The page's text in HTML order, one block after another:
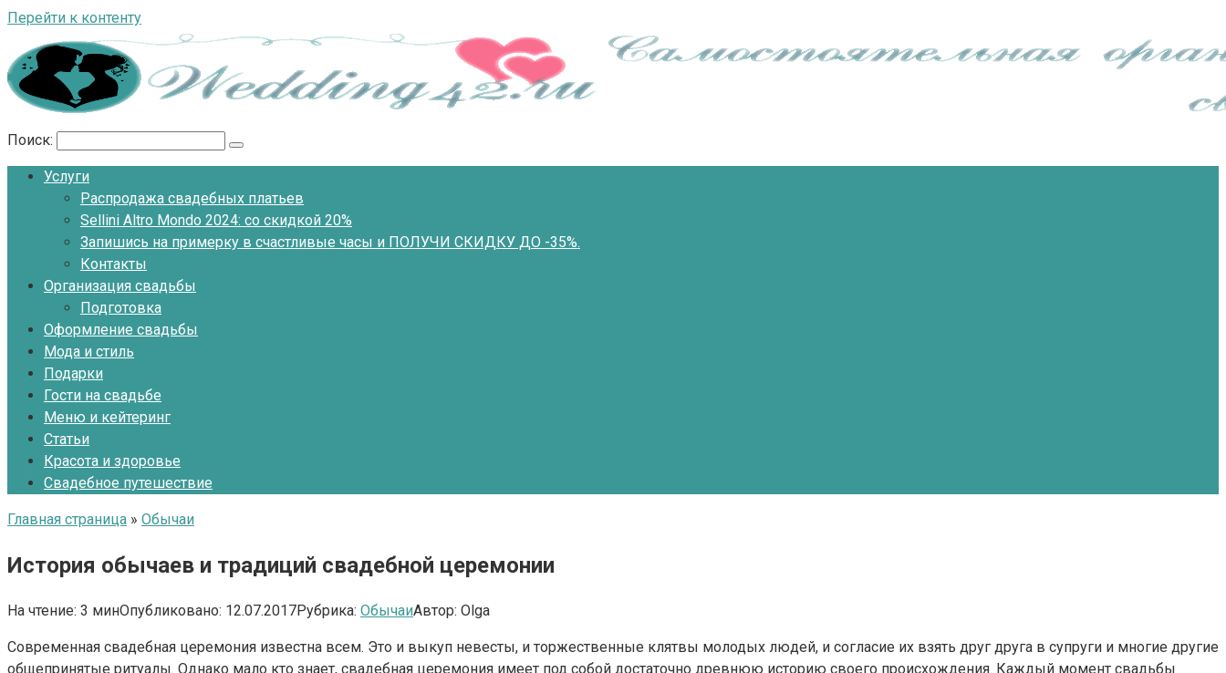
Перейти к контенту
Поиск:
Услуги
Распродажа свадебных платьев
Sellini Altro Mondo 2024: со скидкой 20%
Запишись на примерку в счастливые часы и ПОЛУЧИ СКИДКУ ДО -35%.
Контакты
Организация свадьбы
Подготовка
Оформление свадьбы
Мода и стиль
Подарки
Гости на свадьбе
Меню и кейтеринг
Статьи
Красота и здоровье
Свадебное путешествие
Главная страница » Обычаи
История обычаев и традиций свадебной церемонии
На чтение: 3 минОпубликовано: 12.07.2017Рубрика: ОбычаиАвтор: Olga
Современная свадебная церемония известна всем. Это и выкуп невесты, и торжественные клятвы молодых людей, и согласие их взять друг друга в супруги и многие другие
общепринятые ритуалы. Однако мало кто знает, свадебная церемония имеет под собой достаточно древнюю историю своего происхождения. Каждый момент свадьбы